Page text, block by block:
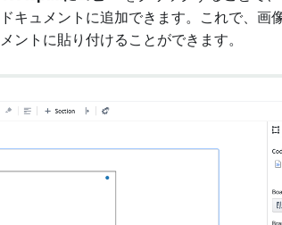
キュメントに追加できます。これで、画
ントに貼り付けることができます。